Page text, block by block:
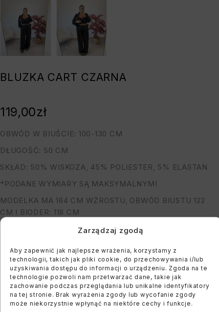
Zarządzaj zgodą
Aby zapewnić jak najlepsze wrażenia, korzystamy z
technologii, takich jak pliki cookie, do przechowywania i/lub
uzyskiwania dostępu do informacji o urządzeniu. Zgoda na te
technologie pozwoli nam przetwarzać dane, takie jak
zachowanie podczas przeglądania lub unikalne identyfikatory
na tej stronie. Brak wyrażenia zgody lub wycofanie zgody
może niekorzystnie wpłynąć na niektóre cechy i funkcje.
BLUZKA CART CZARNA
OBWÓD W BIUŚCIE: 100-130 CM
DŁUGOŚĆ: 50 CM
SKŁAD: 50% WISKOZA, 45% POLIESTER, 5% ELASTAN
*PODANE WYMIARY SĄ MAKSYMALNYMI
MODELKA MA 164 CM WZROSTU, OBWÓD BIUSTU 122
CM I BIODER: 118 CM
119,00zł
login or create an account